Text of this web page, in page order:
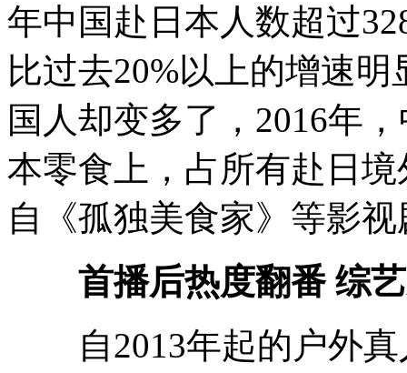
年中国赴日本人数超过
比过去20%以上的增速
国人却变多了，2016年
本零食上，占所有赴日
自《孤独美食家》等影
首播后热度翻番 综
自2013年起的户外真